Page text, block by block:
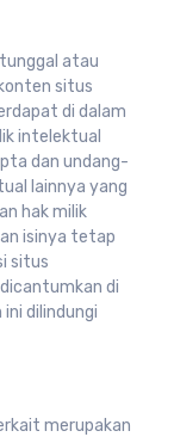
atau
situs
di dalam
intelektual
dan undang-
lainnya yang
hak milik
isinya tetap
situs
di
dilindungi
merupakan